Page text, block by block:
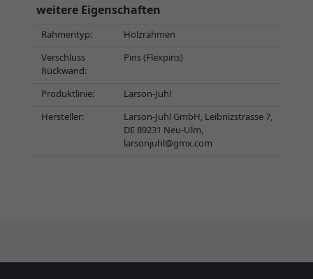
weitere Eigenschaften
Rahmentyp:
Holzrahmen
Verschluss
Rückwand:
Pins (Flexpins)
Produktlinie:
Larson-Juhl
Hersteller:
Larson-Juhl GmbH, Leibnizstrasse 7,
DE 89231 Neu-Ulm,
larsonjuhl@gmx.com